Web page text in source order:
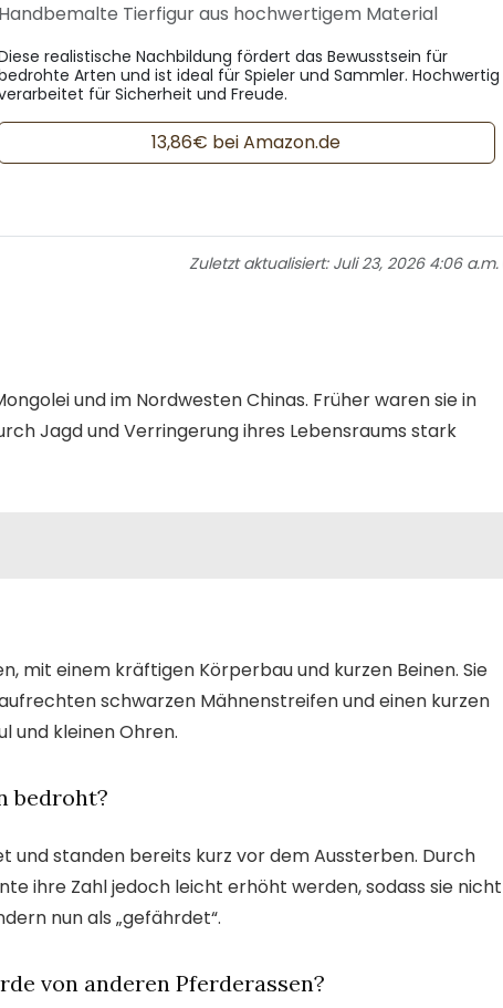
Handbemalte Tierfigur aus hochwertigem Material
realistische Nachbildung fördert das Bewusstsein für
Arten und ist ideal für Spieler und Sammler. Hochwertig
für Sicherheit und Freude.
13,86€ bei Amazon.de
Zuletzt aktualisiert: Juli 23, 2026 4:06 a.m.
und im Nordwesten Chinas. Früher waren sie in
Jagd und Verringerung ihres Lebensraums stark
mit einem kräftigen Körperbau und kurzen Beinen. Sie
schwarzen Mähnenstreifen und einen kurzen
und kleinen Ohren.
bedroht?
und standen bereits kurz vor dem Aussterben. Durch
ihre Zahl jedoch leicht erhöht werden, sodass sie nicht
nun als „gefährdet“.
von anderen Pferderassen?